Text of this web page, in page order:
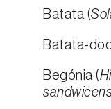
Batata (
Batata-
Begónia (